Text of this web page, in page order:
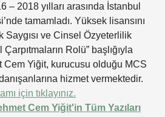
– 2018 yılları arasında İstanbul
tamamladı. Yüksek lisansını
Saygısı ve Cinsel Özyeterlilik
Rolü” başlığıyla
Cem Yiğit, kurucusu olduğu MCS
hizmet vermektedir.
için tıklayınız.
Cem Yiğit'in Tüm Yazıları